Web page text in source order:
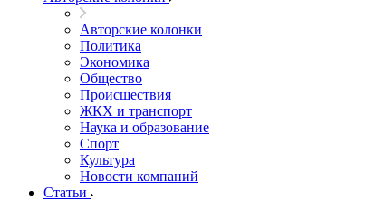
Авторские колонки
Политика
Экономика
Общество
Происшествия
ЖКХ и транспорт
Наука и образование
Спорт
Культура
Новости компаний
Статьи